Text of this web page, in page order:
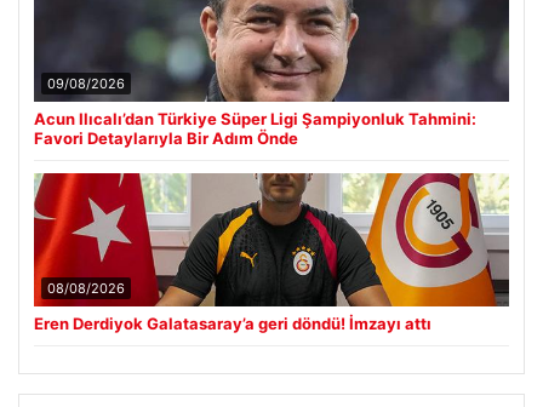
09/08/2026
Acun Ilıcalı’dan Türkiye Süper Ligi Şampiyonluk Tahmini:
Favori Detaylarıyla Bir Adım Önde
08/08/2026
Eren Derdiyok Galatasaray’a geri döndü! İmzayı attı